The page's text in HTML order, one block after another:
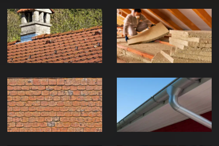
Couvreur
zingueur 39
Jura
Isolation de
toiture 39
Jura
démoussage de
toiture 39
Jura
pose de
gouttière 39
Jura